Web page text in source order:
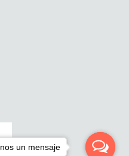
un mensaje
un mensaje